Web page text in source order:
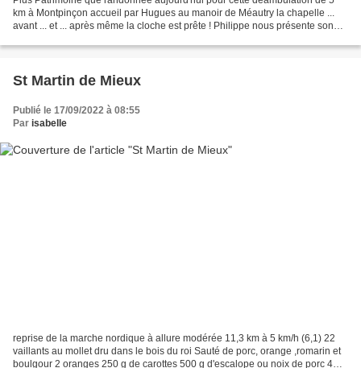
km à Montpinçon accueil par Hugues au manoir de Méautry la chapelle ...
avant ... et ... après même la cloche est prête ! Philippe nous présente son
St Martin de Mieux
Publié le 17/09/2022 à 08:55
Par isabelle
reprise de la marche nordique à allure modérée 11,3 km à 5 km/h (6,1) 22
vaillants au mollet dru dans le bois du roi Sauté de porc, orange ,romarin et
boulgour 2 oranges 250 g de carottes 500 g d'escalope ou noix de porc 4